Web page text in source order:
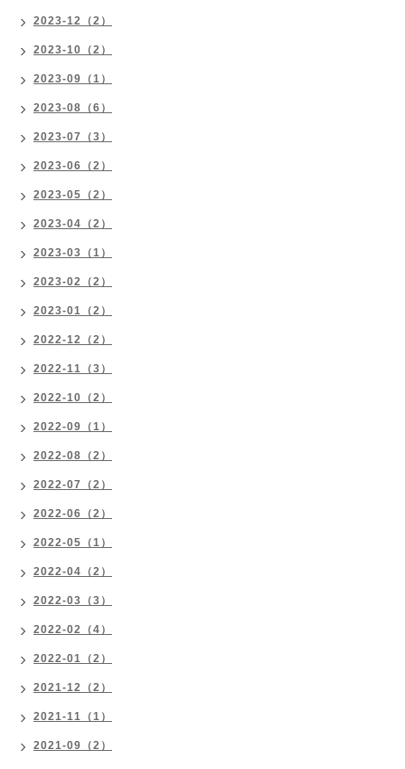
2023-12（2）
2023-10（2）
2023-09（1）
2023-08（6）
2023-07（3）
2023-06（2）
2023-05（2）
2023-04（2）
2023-03（1）
2023-02（2）
2023-01（2）
2022-12（2）
2022-11（3）
2022-10（2）
2022-09（1）
2022-08（2）
2022-07（2）
2022-06（2）
2022-05（1）
2022-04（2）
2022-03（3）
2022-02（4）
2022-01（2）
2021-12（2）
2021-11（1）
2021-09（2）